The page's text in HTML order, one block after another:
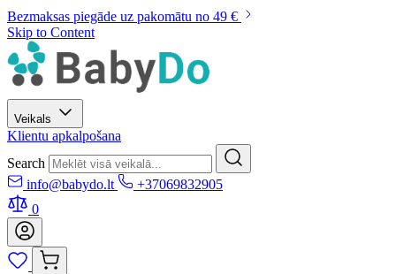
Bezmaksas piegāde uz pakomātu no 49 €
Skip to Content
Veikals
Klientu apkalpošana
Search
info@babydo.lt
+37069832905
0